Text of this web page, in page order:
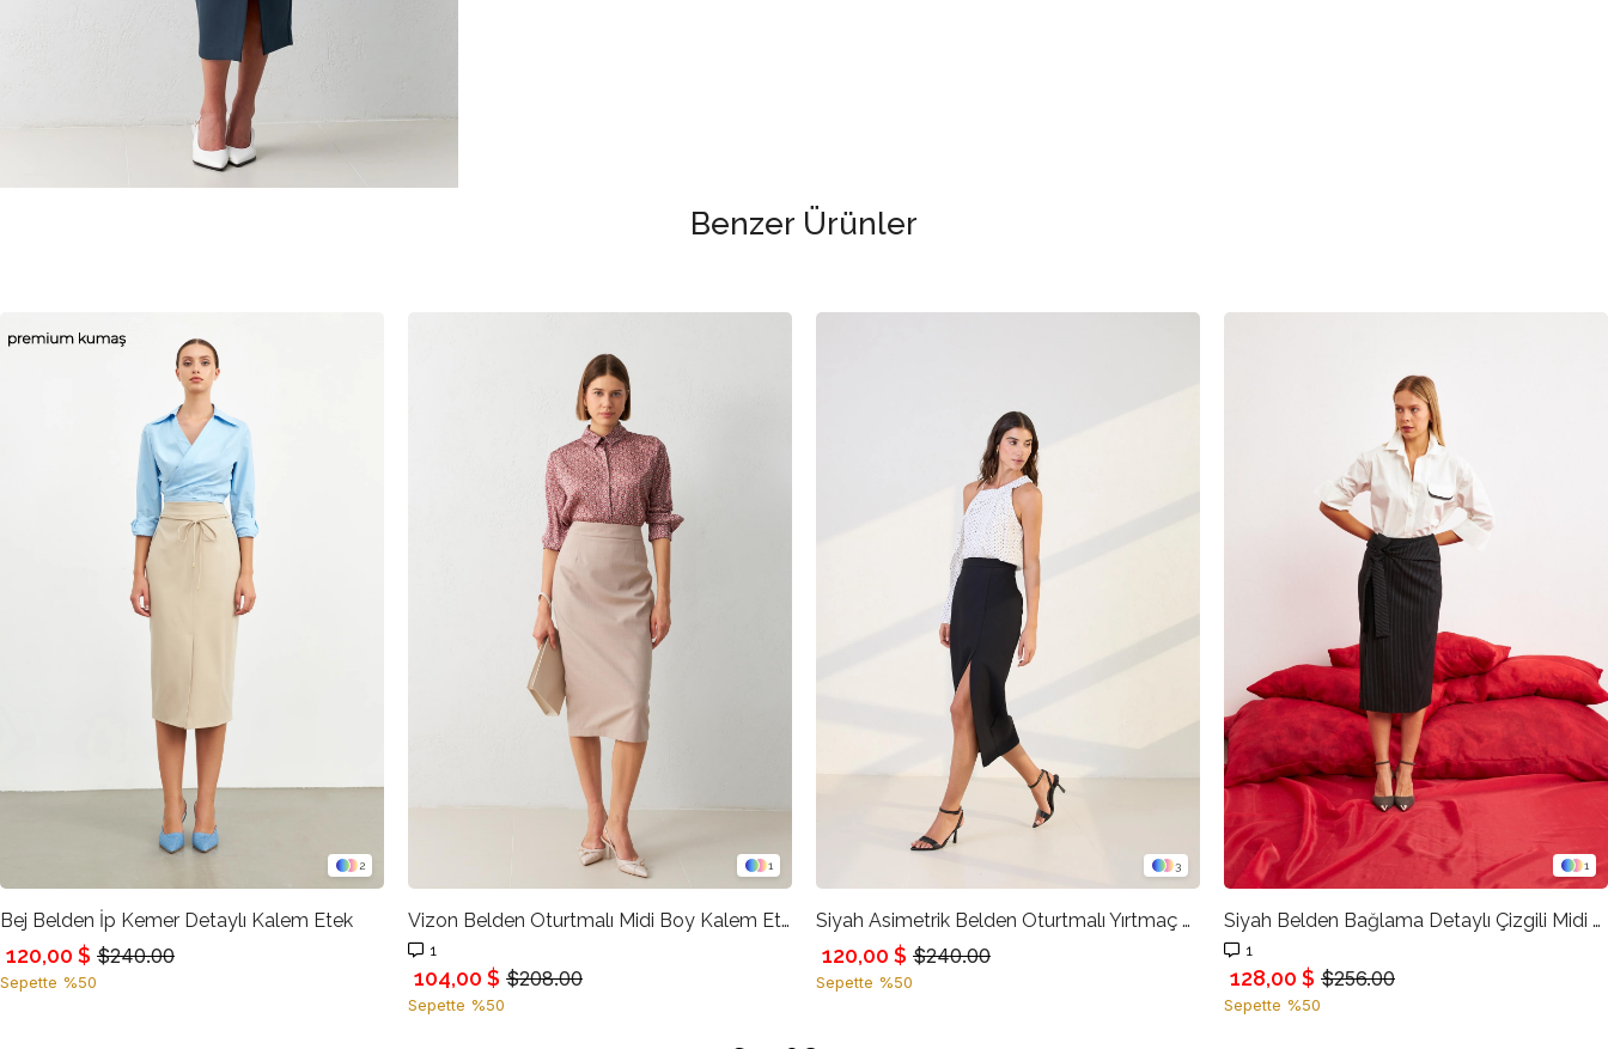
Benzer Ürünler
2
Bej Belden İp Kemer Detaylı Kalem Etek
$240.00
120,00 $
Sepette %50
1
Vizon Belden Oturtmalı Midi Boy Kalem Etek
1
$208.00
104,00 $
Sepette %50
3
Siyah Asimetrik Belden Oturtmalı Yırtmaç Detaylı Midi Boy Etek
$240.00
120,00 $
Sepette %50
1
Siyah Belden Bağlama Detaylı Çizgili Midi Boy Etek
1
$256.00
128,00 $
Sepette %50